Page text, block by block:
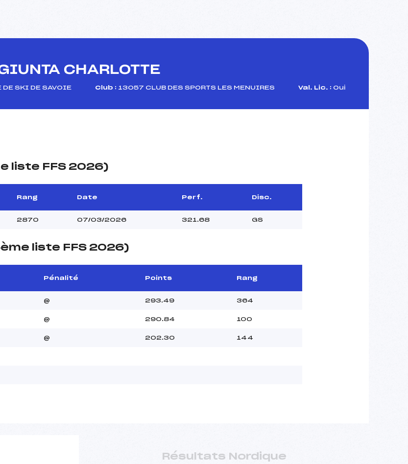
CHARLOTTE
DE SKI DE SAVOIE Club : 13057 CLUB DES SPORTS LES MENUIRES Val. Lic. : Oui
liste FFS 2026)
Rang Date Perf. Disc.
2870 07/03/2026 321.68 GS
liste FFS 2026)
Pénalité Points Rang
@ 293.49 364
@ 290.84 100
@ 202.30 144
Résultats Nordique